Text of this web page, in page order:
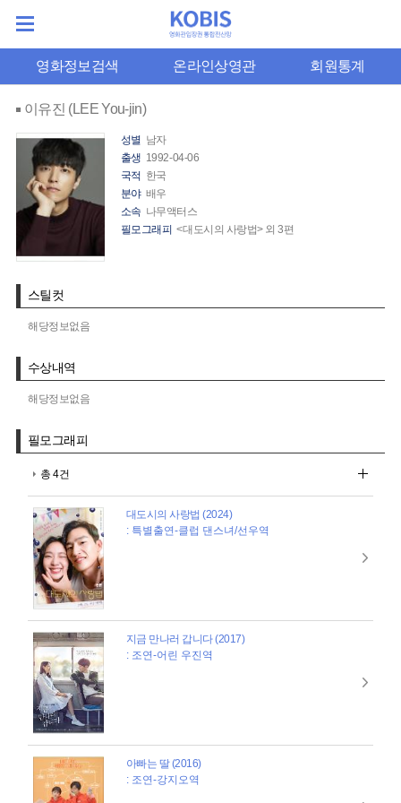
영화정보검색 온라인상영관 회원통계
이유진 (LEE You-jin)
성별 남자
출생 1992-04-06
국적 한국
분야 배우
소속 나무액터스
필모그래피 <대도시의 사랑법> 외 3편
스틸컷
해당정보없음
수상내역
해당정보없음
필모그래피
총 4건
대도시의 사랑법 (2024)
: 특별출연-클럽 댄스녀/선우역
지금 만나러 갑니다 (2017)
: 조연-어린 우진역
아빠는 딸 (2016)
: 조연-강지오역